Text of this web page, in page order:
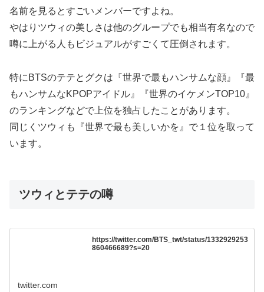
名前を見るとすごいメンバーですよね。
やはりツウィの美しさは他のグループでも相当有名なので
噂に上がる人もビジュアルがすごくて圧倒されます。
特にBTSのテテとグクは『世界で最もハンサムな顔』『最
もハンサムなKPOPアイドル』『世界のイケメンTOP10』
のランキングなどで上位を独占したことがあります。
同じくツウィも『世界で最も美しいかを』で１位を取って
います。
ツウィとテテの噂
https://twitter.com/BTS_twt/status/1332929253
860466689?s=20
twitter.com